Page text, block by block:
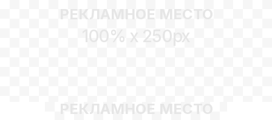
Забыли пароль?
РЕКЛАМНОЕ МЕСТО
100% x 250px
РЕКЛАМНОЕ МЕСТО